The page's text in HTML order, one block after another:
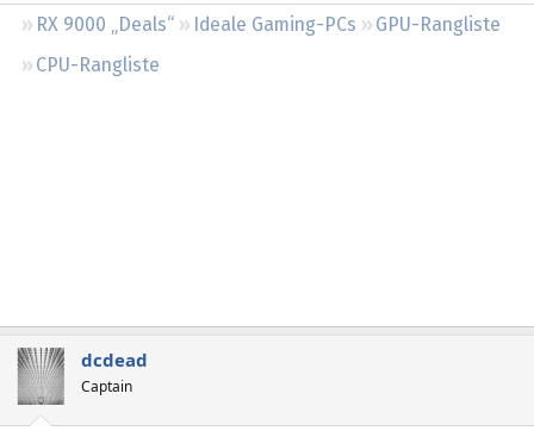
RX 9000 „Deals“
Ideale Gaming-PCs
GPU-Rangliste
CPU-Rangliste
dcdead
Captain